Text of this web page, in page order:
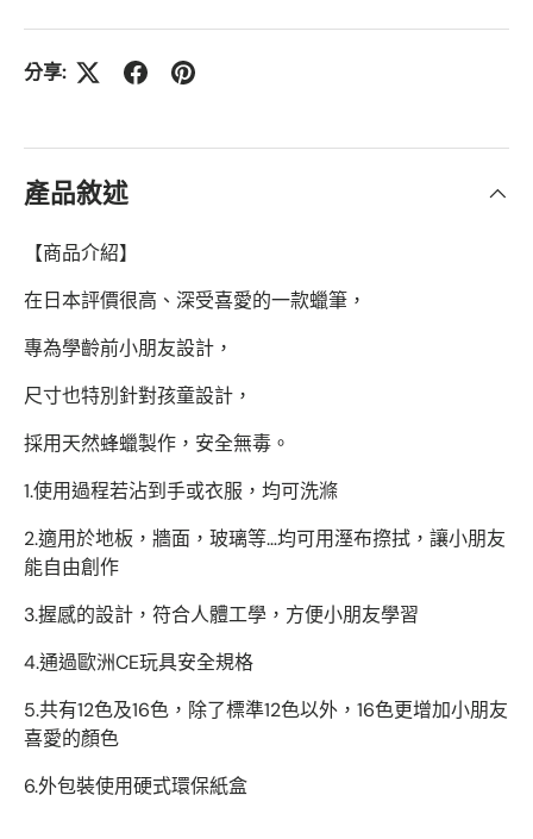
分享:
產品敘述
【商品介紹】
在日本評價很高、深受喜愛的一款蠟筆，
專為學齡前小朋友設計，
尺寸也特別針對孩童設計，
採用天然蜂蠟製作，安全無毒。
1.使用過程若沾到手或衣服，均可洗滌
2.適用於地板，牆面，玻璃等…均可用溼布摖拭，讓小朋友
能自由創作
3.握感的設計，符合人體工學，方便小朋友學習
4.通過歐洲CE玩具安全規格
5.共有12色及16色，除了標準12色以外，16色更增加小朋友
喜愛的顏色
6.外包裝使用硬式環保紙盒